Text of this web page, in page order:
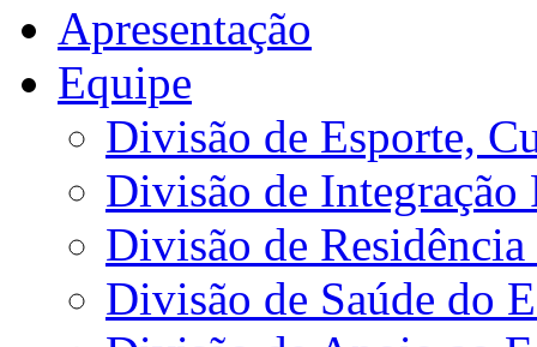
Apresentação
Equipe
Divisão de Esporte,
Divisão de Integração
Divisão de
Divisão de Saúde do